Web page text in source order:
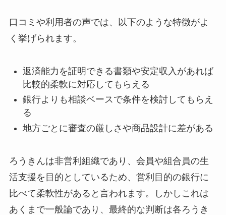
口コミや利用者の声では、以下のような特徴がよ
く挙げられます。
返済能力を証明できる書類や安定収入があれば
比較的柔軟に対応してもらえる
銀行よりも相談ベースで条件を検討してもらえ
る
地方ごとに審査の厳しさや商品設計に差がある
ろうきんは非営利組織であり、会員や組合員の生
活支援を目的としているため、営利目的の銀行に
比べて柔軟性があると言われます。しかしこれは
あくまで一般論であり、最終的な判断は各ろうき